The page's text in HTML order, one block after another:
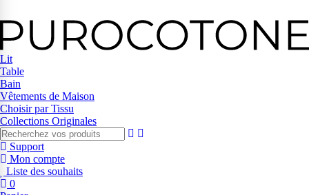
Lit
Table
Bain
Vêtements de Maison
Choisir par Tissu
Collections Originales
Support
Mon compte
Liste des souhaits
0